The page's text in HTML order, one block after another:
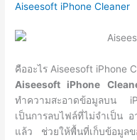
Aiseesoft iPhone Cleaner
คืออะไร Aiseesoft iPhone
Aiseesoft iPhone
ทำความสะอาดข้อมูลบน
เป็นการลบไฟล์ที่ไม่จำเป็น
แล้ว ช่วยให้พื้นที่เก็บข้อมูล